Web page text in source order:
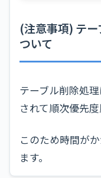
(注意事項) テ
ついて
テーブル削除処
されて順次優先度
このため時間が
ます。